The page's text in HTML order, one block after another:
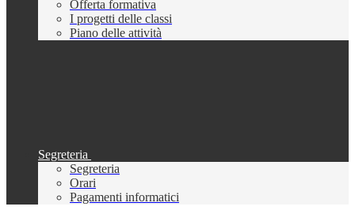
Offerta formativa
I progetti delle classi
Piano delle attività
Segreteria
Segreteria
Orari
Pagamenti informatici